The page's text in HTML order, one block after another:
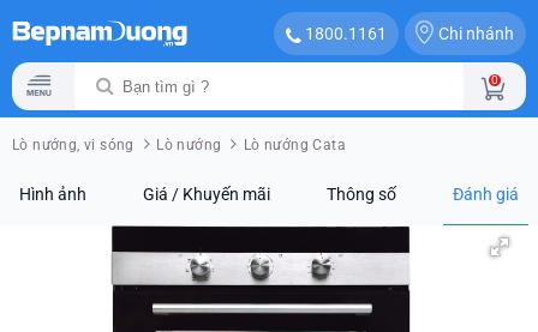
1800.1161 Chi nhánh
0
Lò nướng, vi sóng Lò nướng Lò nướng Cata
Hình ảnh Giá / Khuyến mãi Thông số Đánh giá